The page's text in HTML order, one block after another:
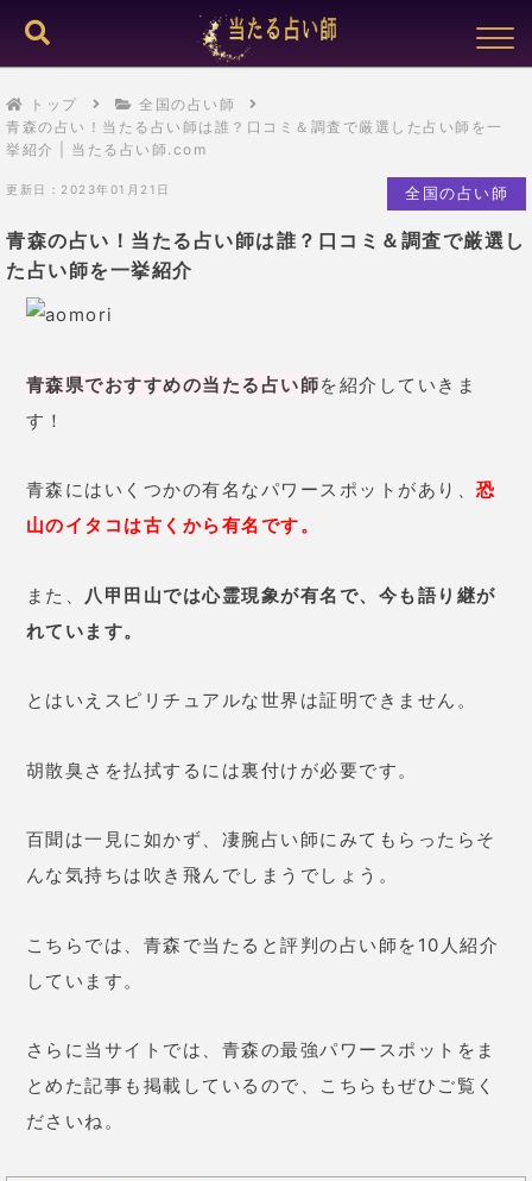
トップ
全国の占い師
青森の占い！当たる占い師は誰？口コミ＆調査で厳選した占い師を一
挙紹介 | 当たる占い師.com
更新日：2023年01月21日 全国の占い師
青森の占い！当たる占い師は誰？口コミ＆調査で厳選し
た占い師を一挙紹介
青森県でおすすめの当たる占い師を紹介していきま
す！
青森にはいくつかの有名なパワースポットがあり、 恐
山のイタコは古くから有名です。
また、
八甲田山では心霊現象が有名で、今も語り継が
れています。
とはいえスピリチュアルな世界は証明できません。
胡散臭さを払拭するには裏付けが必要です。
百聞は一見に如かず、凄腕占い師にみてもらったらそ
んな気持ちは吹き飛んでしまうでしょう。
こちらでは、青森で当たると評判の占い師を10人紹介
しています。
さらに当サイトでは、青森の最強パワースポットをま
とめた記事も掲載しているので、こちらもぜひご覧く
ださいね。